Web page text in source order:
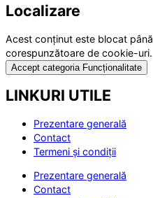
Localizare
Acest conținut este blocat
corespunzătoare de cookie-uri.
Accept categoria Funcționalitate
LINKURI UTILE
Prezentare generală
Contact
Termeni și condiții
Prezentare generală
Contact